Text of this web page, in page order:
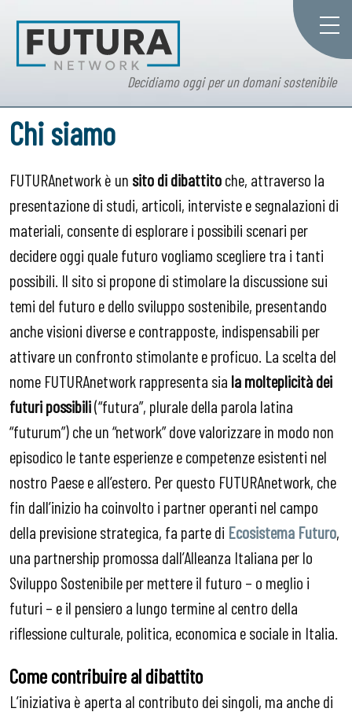
Decidiamo oggi per un domani sostenibile
Chi siamo
FUTURAnetwork è un sito di dibattitoche, attraverso la
presentazione di studi, articoli, interviste e segnalazioni di
materiali, consente di esplorare i possibili scenari per
decidere oggi quale futuro vogliamo scegliere tra i tanti
possibili. Il sito si propone di stimolare la discussione sui
temi del futuro e dello sviluppo sostenibile, presentando
anche visioni diverse e contrapposte, indispensabili per
attivare un confronto stimolante e proficuo. La scelta del
nome FUTURAnetwork rappresenta sia la molteplicità dei
futuri possibili(“futura”, plurale della parola latina
“futurum”) che un “network” dove valorizzare in modo non
episodico le tante esperienze e competenze esistenti nel
nostro Paese e all’estero. Per questo FUTURAnetwork, che
fin dall’inizio ha coinvolto i partner operanti nel campo
della previsione strategica, fa parte di Ecosistema Futuro,
una partnership promossa dall’Alleanza Italiana per lo
Sviluppo Sostenibile per mettere il futuro – o meglio i
futuri – e il pensiero a lungo termine al centro della
riflessione culturale, politica, economica e sociale in Italia.
Come contribuire al dibattito
L’iniziativa è aperta al contributo dei singoli, ma anche di